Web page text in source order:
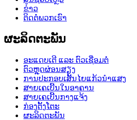
ຂ່າວ
ຕິດຕໍ່ພວກເຮົາ
ຜະລິດຕະພັນ
ອະແດບເຕີ ແລະ ຕົວເຊື່ອມຕໍ່
ຕົວຫຼຸດຜ່ອນສຽງ
ການປະກອບເສັ້ນໄຍແກ້ວນຳແສງ
ສາຍເຄເບີ້ນໃນອາຄານ
ສາຍເຄເບີ້ນກາງແຈ້ງ
ກ່ອງຕັ້ງໂຕະ
ຜະລິດຕະພັນ